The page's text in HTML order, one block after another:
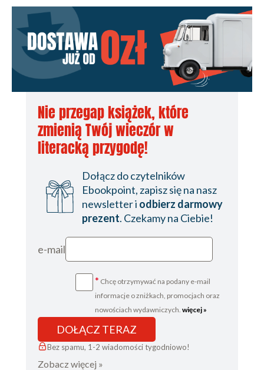
Nie przegap książek, które
zmienią Twój wieczór w
literacką przygodę!
Dołącz do czytelników
Ebookpoint, zapisz się na nasz
newsletter i odbierz darmowy
prezent. Czekamy na Ciebie!
e-mail
* Chcę otrzymywać na podany e-mail
informacje o zniżkach, promocjach oraz
nowościach wydawniczych. więcej »
DOŁĄCZ TERAZ
Bez spamu, 1-2 wiadomości tygodniowo!
Zobacz więcej »